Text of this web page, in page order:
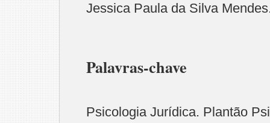
Jessica Paula da Silva
Palavras-chave
Psicologia Jurídica. Plantão